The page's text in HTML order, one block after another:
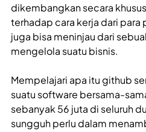
dikembangkan secara
terhadap cara kerja dari para
juga bisa meninjau dari
mengelola suatu bisnis.
Mempelajari apa itu github
suatu software bersama-
sebanyak 56 juta di seluruh
sungguh perlu dalam